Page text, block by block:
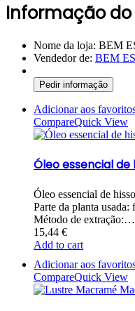
Informação
Nome da loja: BEM
Vendedor de: BEM
Pedir informação
Adicionar aos
CompareQuick View
Óleo essencial de
Óleo essencial de
Parte da planta
Método de extração:…
15,44 €
Add to cart
Adicionar aos
CompareQuick View